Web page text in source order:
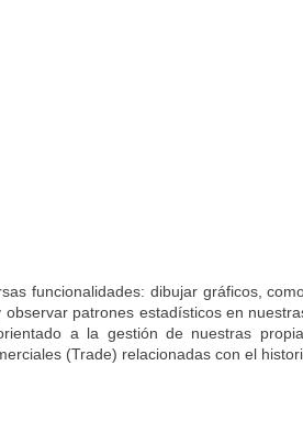
funcionalidades: dibujar gráficos,
patrones estadísticos en
a la gestión de nuestras
(Trade) relacionadas con el